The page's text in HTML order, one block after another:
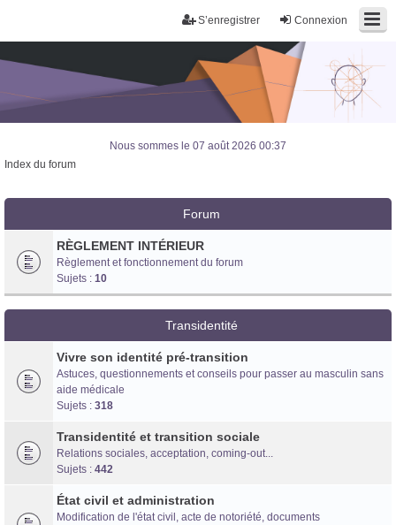
Connexion
S’enregistrer
Trans District
Forum d'information sur les transidentités masculines FtM/FtX/Ft*
Nous sommes le 07 août 2026 00:37
Index du forum
Forum
RÈGLEMENT INTÉRIEUR
Règlement et fonctionnement du forum
Sujets : 10
Transidentité
Vivre son identité pré-transition
Astuces, questionnements et conseils pour passer au masculin sans
aide médicale
Sujets : 318
Transidentité et transition sociale
Relations sociales, acceptation, coming-out...
Sujets : 442
État civil et administration
Modification de l'état civil, acte de notoriété, documents